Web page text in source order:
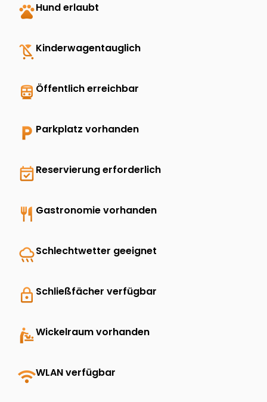
petsHund erlaubt
child_friendlyKinderwagentauglich
directions_transit Öffentlich erreichbar
local_parking Parkplatz vorhanden
event_availableReservierung erforderlich
restaurant Gastronomie vorhanden
rainySchlechtwetter geeignet
lock Schließfächer verfügbar
baby_changing_stationWickelraum vorhanden
wifiWLAN verfügbar